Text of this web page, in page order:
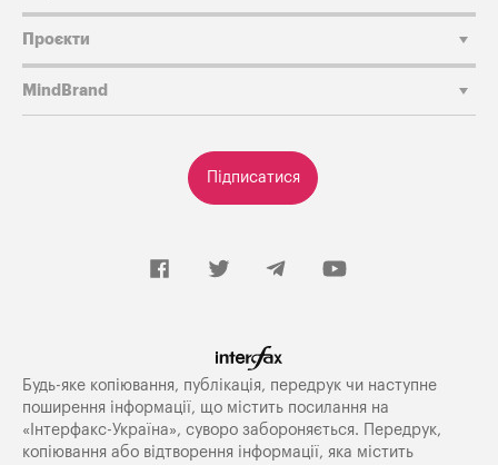
Підписатися
Проєкти
MindBrand
Будь-яке копiювання, публiкацiя, передрук чи наступне
поширення iнформацiї, що мiстить посилання на
«Iнтерфакс-Україна», суворо забороняється. Передрук,
копіювання або відтворення інформації, яка містить